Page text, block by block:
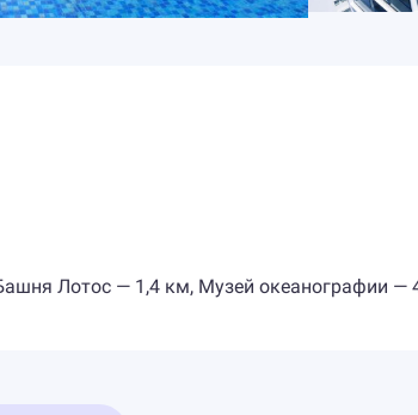
Лотос — 1,4 км, Музей океанографии —